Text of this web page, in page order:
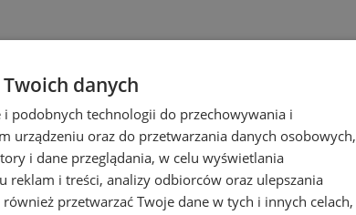
danych
podobnych technologii do przechowywania i
urządzeniu oraz do przetwarzania danych osobowych,
i dane przeglądania, w celu wyświetlania
reklam i treści, analizy odbiorców oraz ulepszania
również przetwarzać Twoje dane w tych i innych celach,